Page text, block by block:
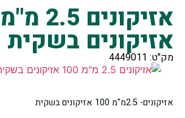
אזיקונים בשקית
מק"ט: 4449011
אזיקונים- 2.5מ"מ 100 אזיקונים בשקית